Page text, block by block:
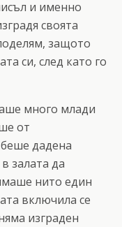
и именно
своята
защото
си, след като го
много млади
от
дадена
залата да
нито един
включила се
изграден